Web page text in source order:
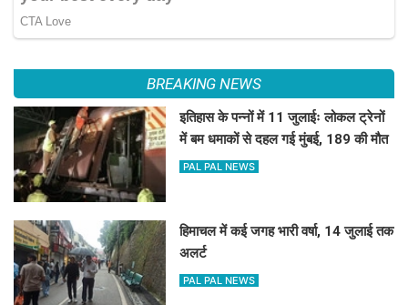
BREAKING NEWS
इतिहास के पन्नों में 11 जुलाईः लोकल ट्रेनों
में बम धमाकों से दहल गई मुंबई, 189 की मौत
PAL PAL NEWS
हिमाचल में कई जगह भारी वर्षा, 14 जुलाई तक
अलर्ट
PAL PAL NEWS